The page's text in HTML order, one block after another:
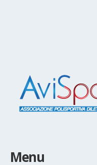
Menu